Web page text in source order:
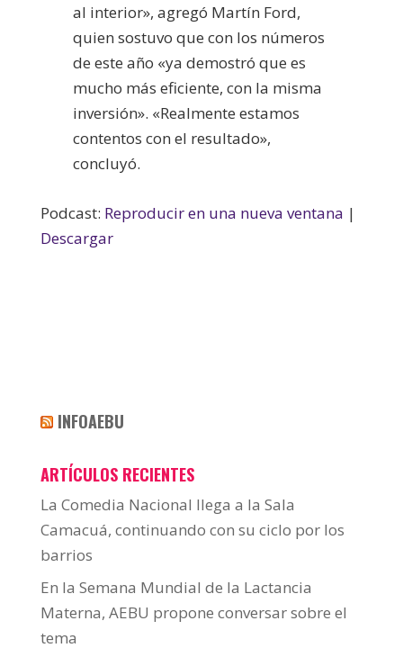
al interior», agregó Martín Ford,
quien sostuvo que con los números
de este año «ya demostró que es
mucho más eficiente, con la misma
inversión». «Realmente estamos
contentos con el resultado»,
concluyó.
Podcast: Reproducir en una nueva ventana |
Descargar
INFOAEBU
ARTÍCULOS RECIENTES
La Comedia Nacional llega a la Sala
Camacuá, continuando con su ciclo por los
barrios
En la Semana Mundial de la Lactancia
Materna, AEBU propone conversar sobre el
tema